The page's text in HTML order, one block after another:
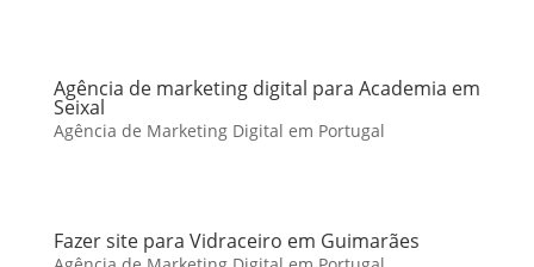
Agência de marketing digital para Academia em
Seixal
Agência de Marketing Digital em Portugal
Fazer site para Vidraceiro em Guimarães